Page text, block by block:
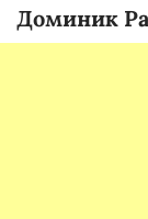
Доминик